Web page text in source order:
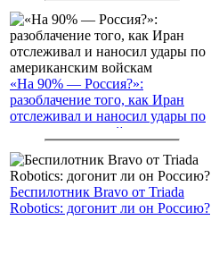
«На 90% — Россия?»:
разоблачение того, как Иран
отслеживал и наносил удары по
американским войскам
Беспилотник Bravo от Triada
Robotics: догонит ли он Россию?